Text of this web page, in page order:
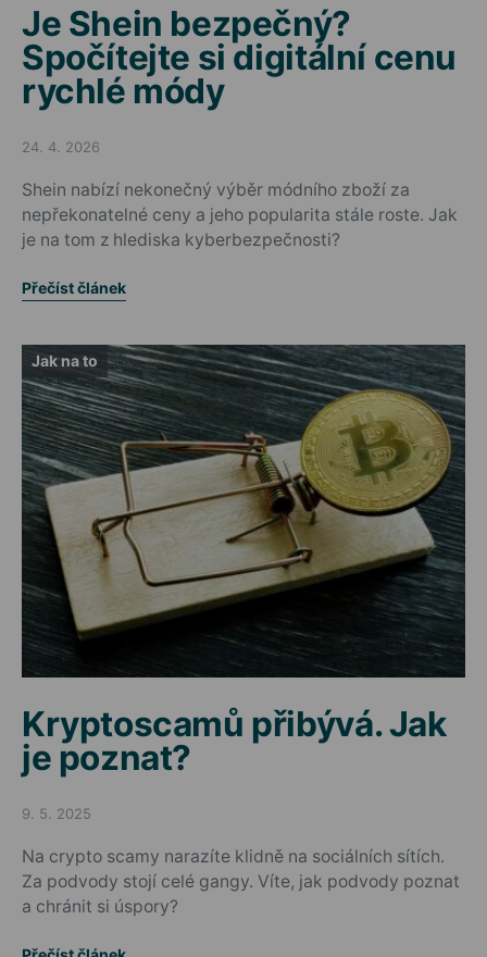
Je Shein bezpečný?
Spočítejte si digitální cenu
rychlé módy
Posted on
24. 4. 2026
Shein nabízí nekonečný výběr módního zboží za
nepřekonatelné ceny a jeho popularita stále roste. Jak
je na tom z hlediska kyberbezpečnosti?
Přečíst článek
Jak na to
Kryptoscamů přibývá. Jak
je poznat?
Posted on
9. 5. 2025
Na crypto scamy narazíte klidně na sociálních sítích.
Za podvody stojí celé gangy. Víte, jak podvody poznat
a chránit si úspory?